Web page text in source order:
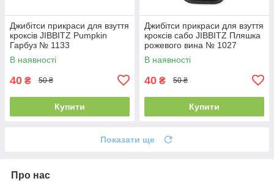
Джибітси прикраси для взуття
кроксів JIBBITZ Pumpkin
Гарбуз № 1133
В наявності
40 ₴ 50 ₴
Купити
Джибітси прикраси для взуття
кроксів сабо JIBBITZ Пляшка
рожевого вина № 1027
В наявності
40 ₴ 50 ₴
Купити
Показати ще
Про нас